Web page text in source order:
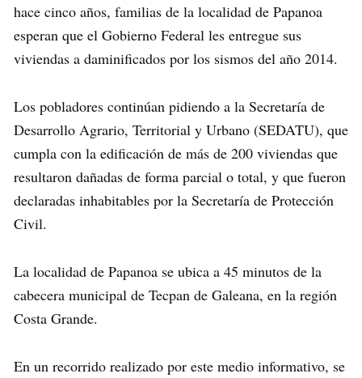
hace cinco años, familias de la localidad de Papanoa
esperan que el Gobierno Federal les entregue sus
viviendas a daminificados por los sismos del año 2014.
Los pobladores continúan pidiendo a la Secretaría de
Desarrollo Agrario, Territorial y Urbano (SEDATU), que
cumpla con la edificación de más de 200 viviendas que
resultaron dañadas de forma parcial o total, y que fueron
declaradas inhabitables por la Secretaría de Protección
Civil.
La localidad de Papanoa se ubica a 45 minutos de la
cabecera municipal de Tecpan de Galeana, en la región
Costa Grande.
En un recorrido realizado por este medio informativo, se